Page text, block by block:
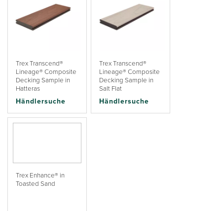
Trex Transcend®
Lineage® Composite
Decking Sample in
Hatteras
Händlersuche
Trex Transcend®
Lineage® Composite
Decking Sample in
Salt Flat
Händlersuche
Trex Enhance® in
Toasted Sand